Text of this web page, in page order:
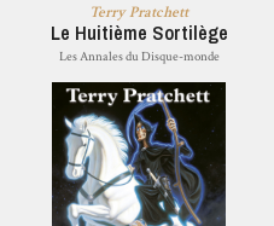
Terry Pratchett
Le Huitième Sortilège
Les Annales du Disque-monde